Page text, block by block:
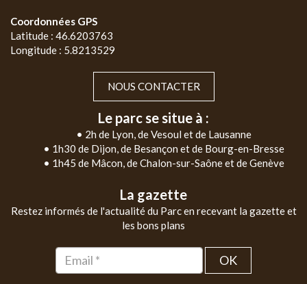
Coordonnées GPS
Latitude : 46.6203763
Longitude : 5.8213529
NOUS CONTACTER
Le parc se situe à :
• 2h de Lyon, de Vesoul et de Lausanne
• 1h30 de Dijon, de Besançon et de Bourg-en-Bresse
• 1h45 de Mâcon, de Chalon-sur-Saône et de Genève
La gazette
Restez informés de l'actualité du Parc en recevant la gazette et
les bons plans
OK